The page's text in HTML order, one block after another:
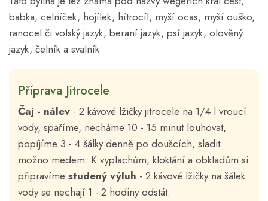
babka, celníček, hojílek, hítrocíl, myší ocas, myší ouško,
ranocel či volský jazyk, beraní jazyk, psí jazyk, olověný
jazyk, čelník a svalník
Příprava Jitrocele
Čaj - nálev - 2 kávové lžičky jitrocele na 1/4 l vroucí
vody, spaříme, necháme 10 - 15 minut louhovat,
popíjíme 3 - 4 šálky denně po doušcích, sladit
možno medem. K vyplachům, kloktání a obkladům si
připravíme studený výluh - 2 kávové lžičky na šálek
vody se nechají 1 - 2 hodiny odstát.